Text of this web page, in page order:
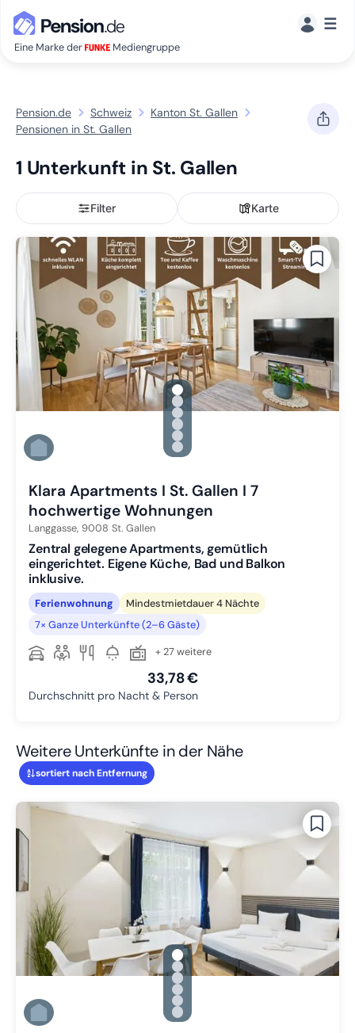
Eine Marke der Mediengruppe
☰
Pension.de Schweiz
Kanton St. Gallen
Pensionen in St. Gallen
1 Unterkunft in St. Gallen
Filter Karte
gallery.slide_selector
Zu Slide 1 wechseln
Zu Slide 2 wechseln
Zu Slide 3 wechseln
Zu Slide 4 wechseln
Zu Slide 5 wechseln
Zu Slide 6 wechseln
Klara Apartments I St. Gallen I 7
hochwertige Wohnungen
Langgasse, 9008 St. Gallen
Zentral gelegene Apartments, gemütlich
eingerichtet. Eigene Küche, Bad und Balkon
inklusive.
Ferienwohnung
Mindestmietdauer 4 Nächte
7× Ganze Unterkünfte (2–6 Gäste)
+ 27 weitere
33,78 €
Durchschnitt pro Nacht & Person
Weitere Unterkünfte in der Nähe
sortiert nach Entfernung
gallery.slide_selector
Zu Slide 1 wechseln
Zu Slide 2 wechseln
Zu Slide 3 wechseln
Zu Slide 4 wechseln
Zu Slide 5 wechseln
Zu Slide 6 wechseln